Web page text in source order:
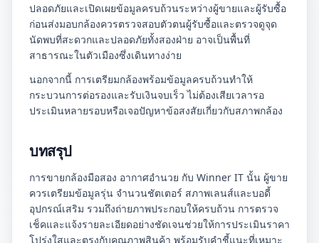
ปลอดภัยและเปิดเผยข้อมูลครบถ้วนระหว่างผู้ขายและผู้รับซื้อ
ก่อนส่งมอบกล้องควรตรวจสอบตัวตนผู้รับซื้อและตรวจดูจุด
นัดพบที่สะดวกและปลอดภัยทั้งสองฝ่าย อาจเป็นพื้นที่
สาธารณะในตัวเมืองซึ่งเดินทางง่าย
นอกจากนี้ การเตรียมกล้องพร้อมข้อมูลครบถ้วนทำให้
กระบวนการต่อรองและรับเงินจบเร็ว ไม่ต้องเสียเวลารอ
ประเมินหลายรอบหรือเจอปัญหาข้อสงสัยเกี่ยวกับสภาพกล้อง
บทสรุป
การขายกล้องมือสอง อากาศอำนวย กับ Winner IT นั้น ผู้ขาย
ควรเตรียมข้อมูลรุ่น จำนวนชัตเตอร์ สภาพเลนส์และบอดี้
อุปกรณ์เสริม รวมถึงถ่ายภาพประกอบให้ครบถ้วน การตรวจ
เช็คและแจ้งรายละเอียดอย่างชัดเจนช่วยให้การประเมินราคา
โปร่งใสและตรงกับคุณภาพสินค้า พร้อมรับคำชี้แนะที่เหมาะ